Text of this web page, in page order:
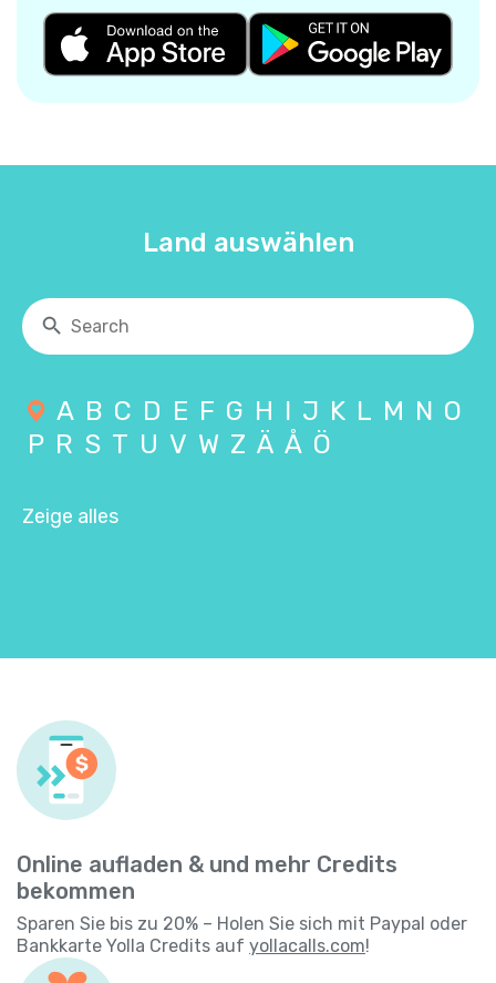
Land auswählen
A B C D E F G H I J K L M N O
P R S T U V W Z Ä Å Ö
Zeige alles
Online aufladen & und mehr Credits
bekommen
Sparen Sie bis zu 20% – Holen Sie sich mit Paypal oder
Bankkarte Yolla Credits auf yollacalls.com!